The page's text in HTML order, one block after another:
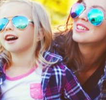
Produkttester